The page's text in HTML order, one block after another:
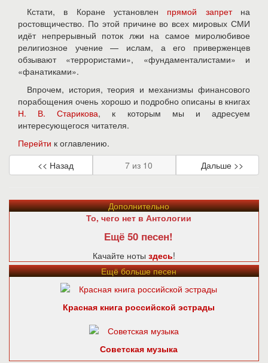
Кстати, в Коране установлен прямой запретна
ростовщичество. По этой причине во всех мировых СМИ
идёт непрерывный поток лжи на самое миролюбивое
религиозное учение — ислам, а его приверженцев
обзывают «террористами», «фундаменталистами» и
«фанатиками».
Впрочем, история, теория и механизмы финансового
порабощения очень хорошо и подробно описаны в книгах
Н. В. Старикова, к которым мы и адресуем
интересующегося читателя.
Перейти к оглавлению.
<< Назад
7 из 10 Дальше >>
Дополнительно
То, чего нет в Антологии
Ещё 50 песен!
Качайте ноты здесь!
Ещё больше песен
Красная книга российской эстрады
Советская музыка